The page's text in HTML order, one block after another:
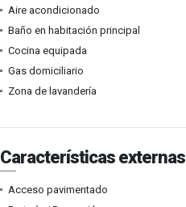
Aire acondicionado
Baño en habitación principal
Cocina equipada
Gas domiciliario
Zona de lavandería
Características externas
Acceso pavimentado